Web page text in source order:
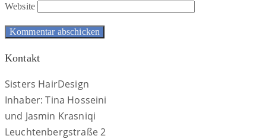
Website
Kontakt
Sisters HairDesign
Inhaber: Tina Hosseini
und Jasmin Krasniqi
Leuchtenbergstraße 2